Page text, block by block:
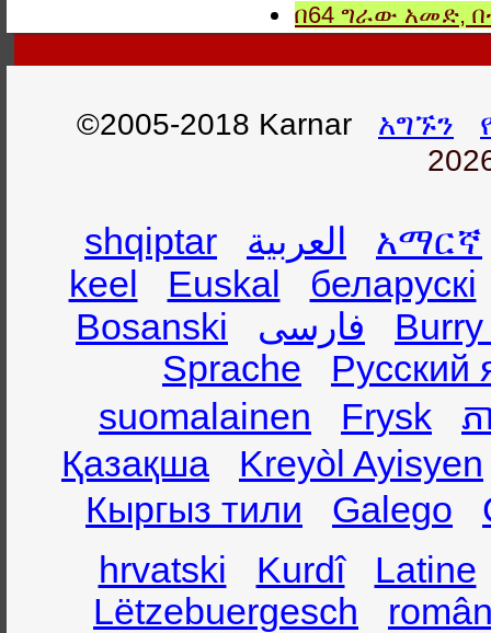
በ64 ግራው አመድ,
©2005-2018 Karnar አግኙን
shqiptar العربية
አማርኛ
keel
Euskal
беларускі
Bosanski
فارسی
Sprache
Русский
suomalainen
Frysk
ភ
Қазақша
Kreyòl Ayisyen
Кыргыз тили
Galego
hrvatski
Kurdî
Latine
Lëtzebuergesch